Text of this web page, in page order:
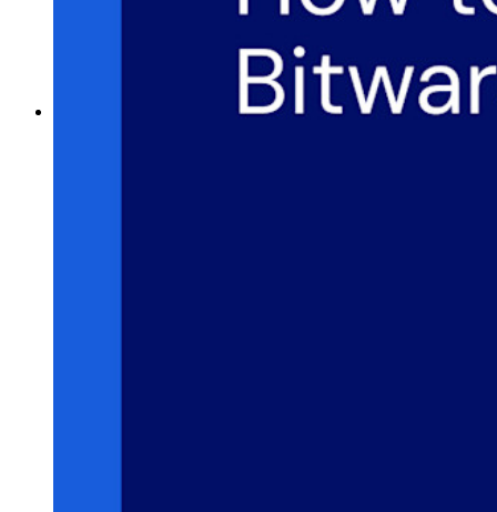
Generador de Nombre de Usuario
Explora todas las herramientas y funcionalidades